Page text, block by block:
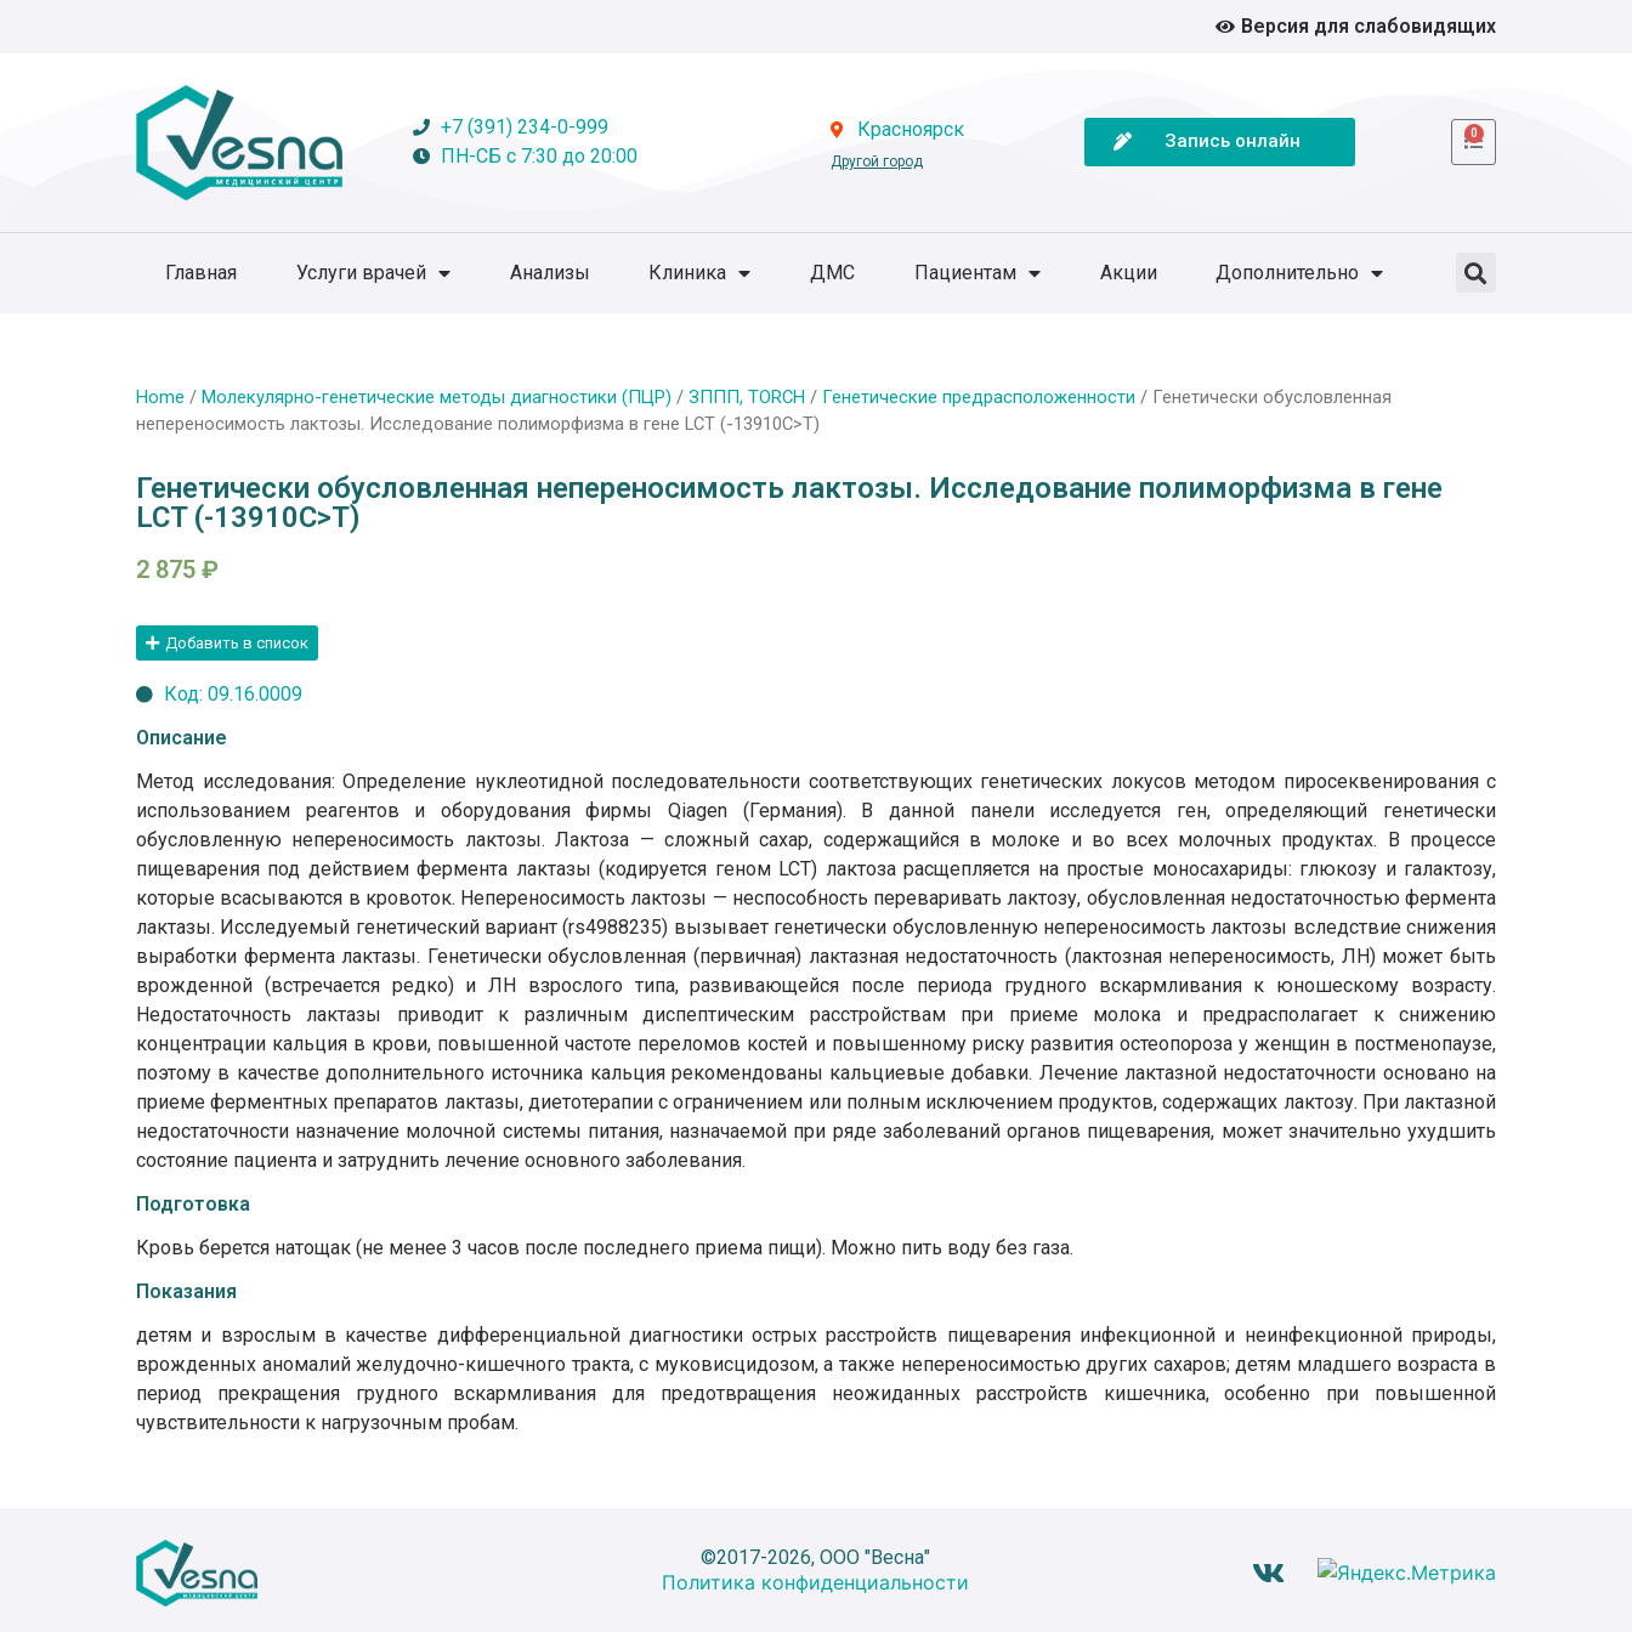
Версия для слабовидящих
+7 (391) 234-0-999
ПН-СБ с 7:30 до 20:00
Красноярск
Другой город
Запись онлайн 0
Главная Услуги врачей Анализы Клиника ДМС Пациентам Акции Дополнительно
Home / Молекулярно-генетические методы диагностики (ПЦР) / ЗППП, TORCH / Генетические предрасположенности / Генетически обусловленная
непереносимость лактозы. Исследование полиморфизма в гене LCT (-13910C>T)
Генетически обусловленная непереносимость лактозы. Исследование полиморфизма в гене
LCT (-13910C>T)
2 875 ₽
Добавить в список
Код: 09.16.0009
Описание
Метод исследования: Определение нуклеотидной последовательности соответствующих генетических локусов методом пиросеквенирования с
использованием реагентов и оборудования фирмы Qiagen (Германия). В данной панели исследуется ген, определяющий генетически
обусловленную непереносимость лактозы. Лактоза — сложный сахар, содержащийся в молоке и во всех молочных продуктах. В процессе
пищеварения под действием фермента лактазы (кодируется геном LCT) лактоза расщепляется на простые моносахариды: глюкозу и галактозу,
которые всасываются в кровоток. Непереносимость лактозы — неспособность переваривать лактозу, обусловленная недостаточностью фермента
лактазы. Исследуемый генетический вариант (rs4988235) вызывает генетически обусловленную непереносимость лактозы вследствие снижения
выработки фермента лактазы. Генетически обусловленная (первичная) лактазная недостаточность (лактозная непереносимость, ЛН) может быть
врожденной (встречается редко) и ЛН взрослого типа, развивающейся после периода грудного вскармливания к юношескому возрасту.
Недостаточность лактазы приводит к различным диспептическим расстройствам при приеме молока и предрасполагает к снижению
концентрации кальция в крови, повышенной частоте переломов костей и повышенному риску развития остеопороза у женщин в постменопаузе,
поэтому в качестве дополнительного источника кальция рекомендованы кальциевые добавки. Лечение лактазной недостаточности основано на
приеме ферментных препаратов лактазы, диетотерапии с ограничением или полным исключением продуктов, содержащих лактозу. При лактазной
недостаточности назначение молочной системы питания, назначаемой при ряде заболеваний органов пищеварения, может значительно ухудшить
состояние пациента и затруднить лечение основного заболевания.
Подготовка
Кровь берется натощак (не менее 3 часов после последнего приема пищи). Можно пить воду без газа.
Показания
детям и взрослым в качестве дифференциальной диагностики острых расстройств пищеварения инфекционной и неинфекционной природы,
врожденных аномалий желудочно-кишечного тракта, с муковисцидозом, а также непереносимостью других сахаров; детям младшего возраста в
период прекращения грудного вскармливания для предотвращения неожиданных расстройств кишечника, особенно при повышенной
чувствительности к нагрузочным пробам.
©2017-2026, ООО "Весна"
Политика конфиденциальности